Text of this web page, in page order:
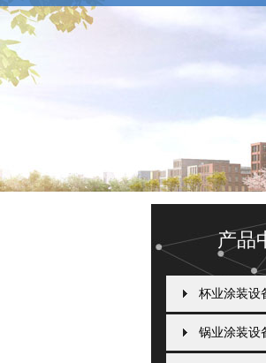
产品
杯业涂装设
锅业涂装设